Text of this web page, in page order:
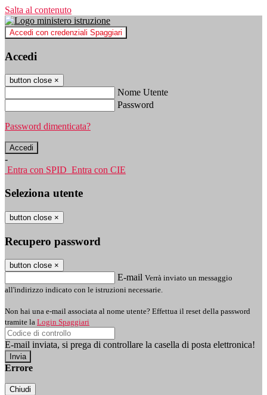
Salta al contenuto
Accedi con credenziali Spaggiari
Accedi
button close ×
Nome Utente
Password
Password dimenticata?
-
Entra con SPID Entra con CIE
Seleziona utente
button close ×
Recupero password
button close ×
E-mail Verrà inviato un messaggio
all'indirizzo indicato con le istruzioni necessarie.
Non hai una e-mail associata al nome utente? Effettua il reset della password
tramite la Login Spaggiari
E-mail inviata, si prega di controllare la casella di posta elettronica!
Errore
Chiudi